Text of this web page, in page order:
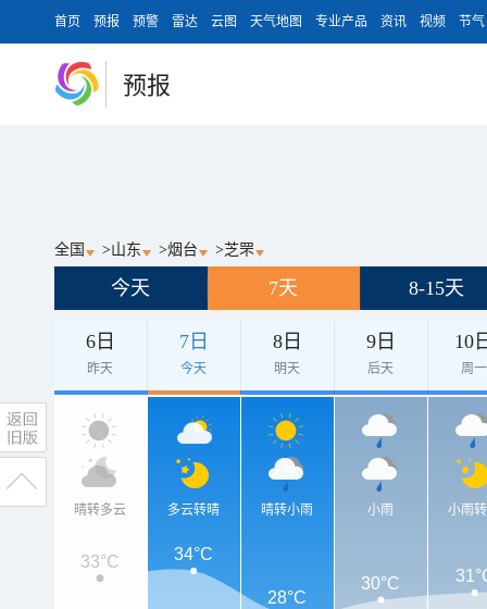
首页 预报 预警 雷达 云图 天气地图 专业产品 资讯 视频 节气
预报
全国 >山东 >烟台 >芝罘
今天 7天 8-15天
6日
昨天
7日
今天
8日
明天
9日
后天
10
周一
晴转多云 多云转晴 晴转小雨 小雨 小雨
33°C 34°C
28°C
30°C